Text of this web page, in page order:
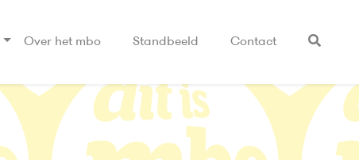
Over het mbo Standbeeld Contact